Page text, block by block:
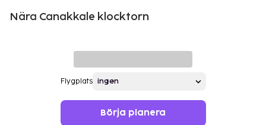
Nära Canakkale klocktorn
Flygplats
Börja planera